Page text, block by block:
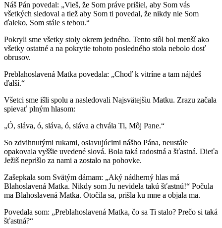
Náš Pán povedal: „Vieš, že Som práve prišiel, aby Som vás
všetkých sledoval a tiež aby Som ti povedal, že nikdy nie Som
ďaleko, Som stále s tebou.“
Pokryli sme všetky stoly okrem jedného. Tento stôl bol menší ako
všetky ostatné a na pokrytie tohoto posledného stola nebolo dosť
obrusov.
Preblahoslavená Matka povedala: „Choď k vitríne a tam nájdeš
ďalší.“
Všetci sme išli spolu a nasledovali Najsvätejšiu Matku. Zrazu začala
spievať plným hlasom:
„Ó, sláva, ó, sláva, ó, sláva a chvála Ti, Môj Pane.“
So zdvihnutými rukami, oslavujúcimi nášho Pána, neustále
opakovala vyššie uvedené slová. Bola taká radostná a šťastná. Dieťa
Ježiš neprišlo za nami a zostalo na pohovke.
Zašepkala som Svätým dámam: „Aký nádherný hlas má
Blahoslavená Matka. Nikdy som Ju nevidela takú šťastnú!“ Počula
ma Blahoslavená Matka. Otočila sa, prišla ku mne a objala ma.
Povedala som: „Preblahoslavená Matka, čo sa Ti stalo? Prečo si taká
šťastná?“